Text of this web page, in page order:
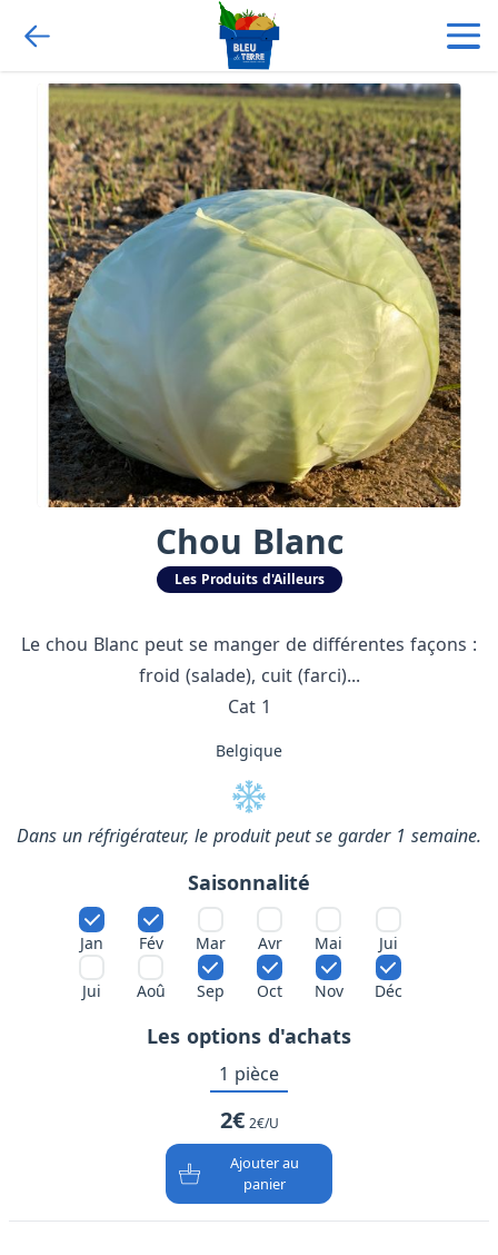
Chou Blanc
Les Produits d'Ailleurs
Le chou Blanc peut se manger de différentes façons :
froid (salade), cuit (farci)...
Cat 1
Belgique
Dans un réfrigérateur, le produit peut se garder 1 semaine.
Saisonnalité
Jan Fév Mar Avr Mai Jui
Jui Aoû Sep Oct Nov Déc
Les options d'achats
1 pièce
2€ 2€/U
Ajouter au
panier